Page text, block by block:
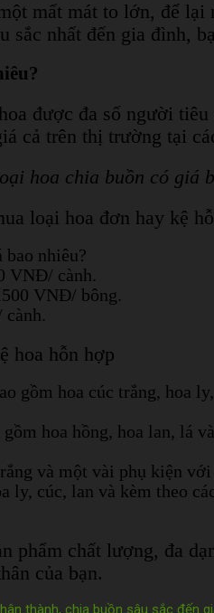
mất mát to lớn, để
sắc nhất đến gia đình,
được đa số người
cả trên thị trường tại
hoa chia buồn có giá
loại hoa đơn hay kệ
bao nhiêu?
VNĐ/ cành.
VNĐ/ bông.
hoa hỗn hợp
gồm hoa cúc trắng, hoa
hoa hồng, hoa lan, lá
và một vài phụ kiện
ly, cúc, lan và kèm theo
phẩm chất lượng, đa
của bạn.